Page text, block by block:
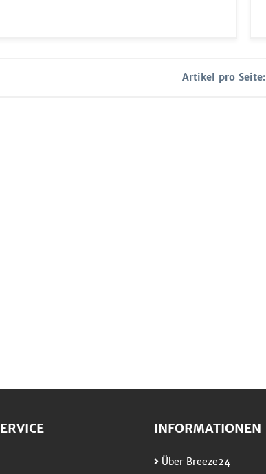
Artikel pro Seite:
INFORMATIONEN
Über Breeze24